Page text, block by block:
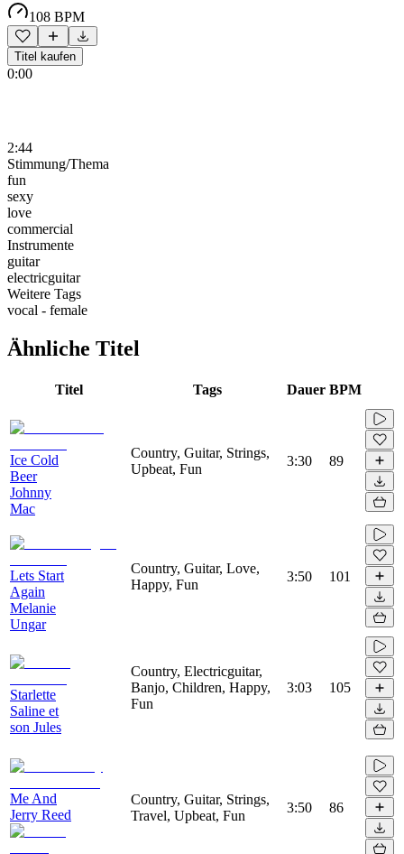
108 BPM
Titel kaufen
0:00
2:44
Stimmung/Thema
fun
sexy
love
commercial
Instrumente
guitar
electricguitar
Weitere Tags
vocal - female
Ähnliche Titel
Titel Tags Dauer BPM
Ice Cold
Beer
Johnny
Mac
Country, Guitar, Strings,
Upbeat, Fun
3:30 89
Lets Start
Again
Melanie
Ungar
Country, Guitar, Love,
Happy, Fun
3:50 101
Starlette
Saline et
son Jules
Country, Electricguitar,
Banjo, Children, Happy,
Fun
3:03 105
Me And
Jerry Reed
Country, Guitar, Strings,
Travel, Upbeat, Fun
3:50 86